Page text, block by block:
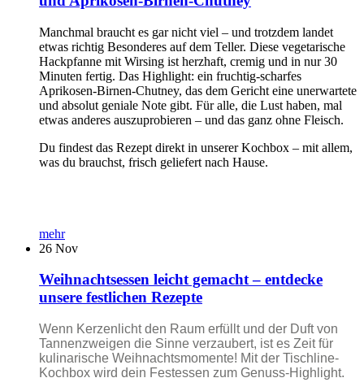
Manchmal braucht es gar nicht viel – und trotzdem landet
etwas richtig Besonderes auf dem Teller. Diese vegetarische
Hackpfanne mit Wirsing ist herzhaft, cremig und in nur 30
Minuten fertig. Das Highlight: ein fruchtig-scharfes
Aprikosen-Birnen-Chutney, das dem Gericht eine unerwartete
und absolut geniale Note gibt. Für alle, die Lust haben, mal
etwas anderes auszuprobieren – und das ganz ohne Fleisch.
Du findest das Rezept direkt in unserer Kochbox – mit allem,
was du brauchst, frisch geliefert nach Hause.
mehr
26 Nov
Weihnachtsessen leicht gemacht – entdecke
unsere festlichen Rezepte
Wenn Kerzenlicht den Raum erfüllt und der Duft von
Tannenzweigen die Sinne verzaubert, ist es Zeit für
kulinarische Weihnachtsmomente! Mit der Tischline-
Kochbox wird dein Festessen zum Genuss-Highlight.